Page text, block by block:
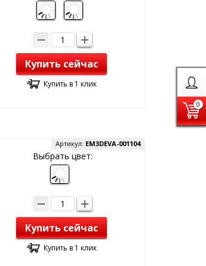
0
Купить сейчас
Купить в 1 клик
Артикул: EM3DEVA-001104
Выбрать цвет:
Купить сейчас
Купить в 1 клик